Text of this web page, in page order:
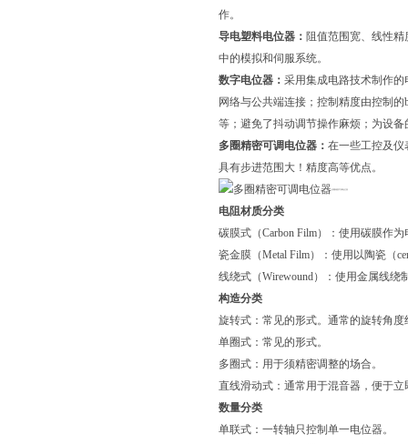
作。
导电塑料电位器： 阻值范围宽、线性
中的模拟和伺服系统。
数字电位器 ： 采用集成电路技术制作
网络与公共端连接；控制精度由控制
等；避免了抖动调节操作麻烦；为设
多圈精密可调电位器： 在一些工控及仪
具有步进范围大！精度高等优点。
电阻材质分类
碳膜式（Carbon Film）：使用碳膜作为
瓷金膜（Metal Film）：使用以陶瓷（
线绕式（Wirewound）：使用金属线
构造分类
旋转式：常见的形式。通常的旋转角度
单圈式：常见的形式。
多圈式：用于须精密调整的场合。
直线滑动式：通常用于混音器，便于
数量分类
单联式：一转轴只控制单一电位器。